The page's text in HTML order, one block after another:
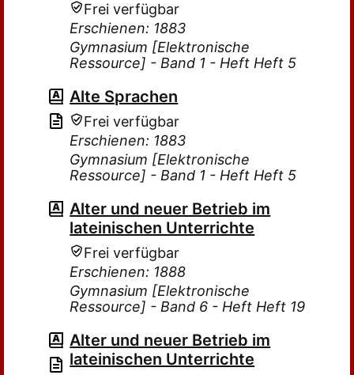
Frei verfügbar
Erschienen: 1883
Gymnasium [Elektronische
Ressource] - Band 1 - Heft Heft 5
Alte Sprachen
Frei verfügbar
Erschienen: 1883
Gymnasium [Elektronische
Ressource] - Band 1 - Heft Heft 5
Alter und neuer Betrieb im
lateinischen Unterrichte
Frei verfügbar
Erschienen: 1888
Gymnasium [Elektronische
Ressource] - Band 6 - Heft Heft 19
Alter und neuer Betrieb im
lateinischen Unterrichte